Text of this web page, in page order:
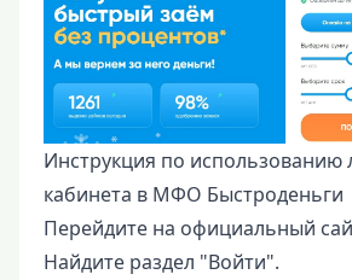
Инструкция по использованию
кабинета в МФО Быстроденьги
Перейдите на официальный
Найдите раздел "Войти".